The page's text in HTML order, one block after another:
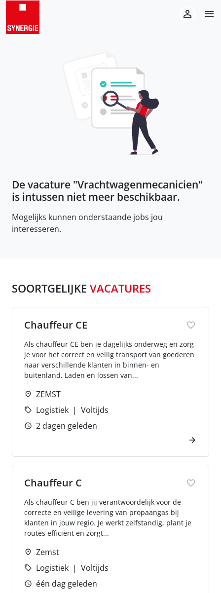
De vacature "Vrachtwagenmecanicien"
is intussen niet meer beschikbaar.
Mogelijks kunnen onderstaande jobs jou
interesseren.
SOORTGELIJKE VACATURES
Chauffeur CE
Als chauffeur CE ben je dagelijks onderweg en zorg
je voor het correct en veilig transport van goederen
naar verschillende klanten in binnen- en
buitenland. Laden en lossen van...
ZEMST
Logistiek
Voltijds
2 dagen geleden
Chauffeur C
Als chauffeur C ben jij verantwoordelijk voor de
correcte en veilige levering van propaangas bij
klanten in jouw regio. Je werkt zelfstandig, plant je
routes efficiënt en zorgt...
Zemst
Logistiek
Voltijds
één dag geleden